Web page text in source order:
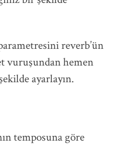
reverb’ün
vuruşundan hemen
ayarlayın.
temposuna göre